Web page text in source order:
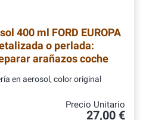
400 ml FORD EUROPA
o perlada:
arañazos coche
en aerosol, color original
Precio Unitario
27,00 €